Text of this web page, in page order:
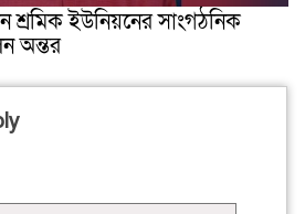
শ্রমিক ইউনিয়নের সাংগঠনিক
অন্তর